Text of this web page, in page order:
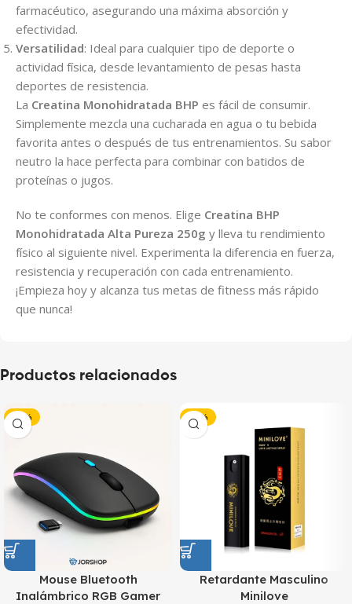
farmacéutico, asegurando una máxima absorción y
efectividad.
Versatilidad: Ideal para cualquier tipo de deporte o
actividad física, desde levantamiento de pesas hasta
deportes de resistencia.
La Creatina Monohidratada BHP es fácil de consumir.
Simplemente mezcla una cucharada en agua o tu bebida
favorita antes o después de tus entrenamientos. Su sabor
neutro la hace perfecta para combinar con batidos de
proteínas o jugos.
No te conformes con menos. Elige Creatina BHP
Monohidratada Alta Pureza 250g y lleva tu rendimiento
físico al siguiente nivel. Experimenta la diferencia en fuerza,
resistencia y recuperación con cada entrenamiento.
¡Empieza hoy y alcanza tus metas de fitness más rápido
que nunca!
Productos relacionados
-48%
Mouse Bluetooth
Inalámbrico RGB Gamer
-25%
Retardante Masculino
Minilove